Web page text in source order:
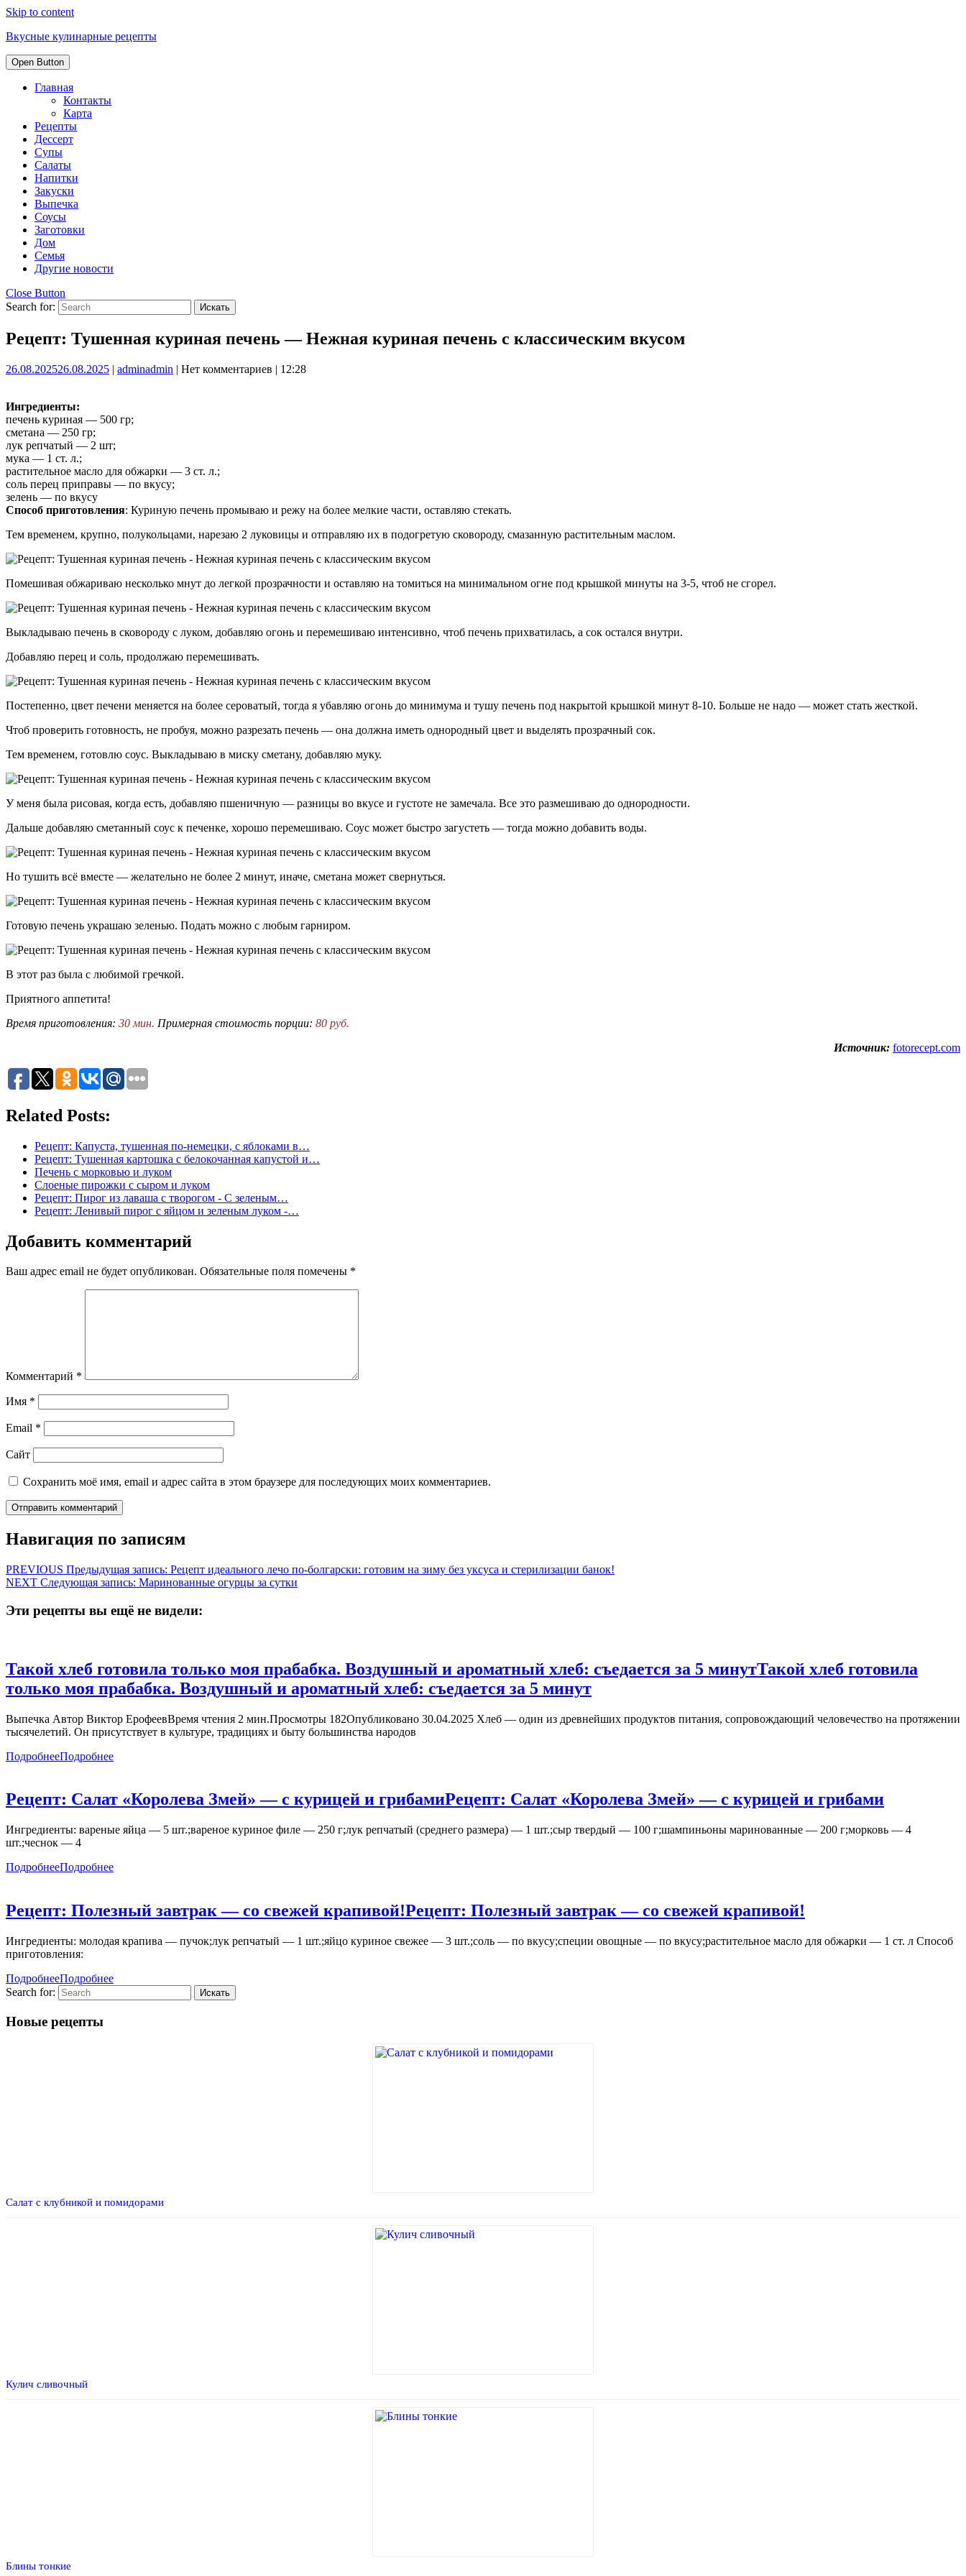
Skip to content
Вкусные кулинарные рецепты
Open Button
Главная
Контакты
Карта
Рецепты
Дессерт
Супы
Салаты
Напитки
Закуски
Выпечка
Соусы
Заготовки
Дом
Семья
Другие новости
Close Button
Search for:
Рецепт: Тушенная куриная печень — Нежная куриная печень с классическим вкусом
26.08.202526.08.2025 | adminadmin | Нет комментариев | 12:28
Ингредиенты:
печень куриная — 500 гр;
сметана — 250 гр;
лук репчатый — 2 шт;
мука — 1 ст. л.;
растительное масло для обжарки — 3 ст. л.;
соль перец приправы — по вкусу;
зелень — по вкусу
Способ приготовления: Куриную печень промываю и режу на более мелкие части, оставляю стекать.
Тем временем, крупно, полукольцами, нарезаю 2 луковицы и отправляю их в подогретую сковороду, смазанную растительным маслом.
Помешивая обжариваю несколько мнут до легкой прозрачности и оставляю на томиться на минимальном огне под крышкой минуты на 3-5, чтоб не сгорел.
Выкладываю печень в сковороду с луком, добавляю огонь и перемешиваю интенсивно, чтоб печень прихватилась, а сок остался внутри.
Добавляю перец и соль, продолжаю перемешивать.
Постепенно, цвет печени меняется на более сероватый, тогда я убавляю огонь до минимума и тушу печень под накрытой крышкой минут 8-10. Больше не надо — может стать жесткой.
Чтоб проверить готовность, не пробуя, можно разрезать печень — она должна иметь однородный цвет и выделять прозрачный сок.
Тем временем, готовлю соус. Выкладываю в миску сметану, добавляю муку.
У меня была рисовая, когда есть, добавляю пшеничную — разницы во вкусе и густоте не замечала. Все это размешиваю до однородности.
Дальше добавляю сметанный соус к печенке, хорошо перемешиваю. Соус может быстро загустеть — тогда можно добавить воды.
Но тушить всё вместе — желательно не более 2 минут, иначе, сметана может свернуться.
Готовую печень украшаю зеленью. Подать можно с любым гарниром.
В этот раз была с любимой гречкой.
Приятного аппетита!
Время приготовления: 30 мин. Примерная стоимость порции: 80 руб.
Источник: fotorecept.com
Related Posts:
Рецепт: Капуста, тушенная по-немецки, с яблоками в…
Рецепт: Тушенная картошка с белокочанная капустой и…
Печень с морковью и луком
Слоеные пирожки с сыром и луком
Рецепт: Пирог из лаваша с творогом - С зеленым…
Рецепт: Ленивый пирог с яйцом и зеленым луком -…
Добавить комментарий
Ваш адрес email не будет опубликован. Обязательные поля помечены *
Комментарий *
Имя *
Email *
Сайт
Сохранить моё имя, email и адрес сайта в этом браузере для последующих моих комментариев.
Навигация по записям
PREVIOUS Предыдущая запись: Рецепт идеального лечо по-болгарски: готовим на зиму без уксуса и стерилизации банок!
NEXT Следующая запись: Маринованные огурцы за сутки
Эти рецепты вы ещё не видели:
Такой хлеб готовила только моя прабабка. Воздушный и ароматный хлеб: съедается за 5 минутТакой хлеб готовила
только моя прабабка. Воздушный и ароматный хлеб: съедается за 5 минут
Выпечка Автор Виктор ЕрофеевВремя чтения 2 мин.Просмотры 182Опубликовано 30.04.2025 Хлеб — один из древнейших продуктов питания, сопровождающий человечество на протяжении
тысячелетий. Он присутствует в культуре, традициях и быту большинства народов
ПодробнееПодробнее
Рецепт: Салат «Королева Змей» — с курицей и грибамиРецепт: Салат «Королева Змей» — с курицей и грибами
Ингредиенты: вареные яйца — 5 шт.;вареное куриное филе — 250 г;лук репчатый (среднего размера) — 1 шт.;сыр твердый — 100 г;шампиньоны маринованные — 200 г;морковь — 4
шт.;чеснок — 4
ПодробнееПодробнее
Рецепт: Полезный завтрак — со свежей крапивой!Рецепт: Полезный завтрак — со свежей крапивой!
Ингредиенты: молодая крапива — пучок;лук репчатый — 1 шт.;яйцо куриное свежее — 3 шт.;соль — по вкусу;специи овощные — по вкусу;растительное масло для обжарки — 1 ст. л Способ
приготовления:
ПодробнееПодробнее
Search for:
Новые рецепты
Салат с клубникой и помидорами
Кулич сливочный
Блины тонкие